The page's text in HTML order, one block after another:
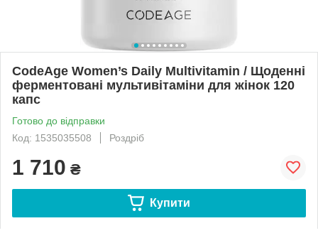
CodeAge Women’s Daily Multivitamin / Щоденні
ферментовані мультивітаміни для жінок 120
капс
Готово до відправки
Код: 1535035508
Роздріб
1 710 ₴
Купити